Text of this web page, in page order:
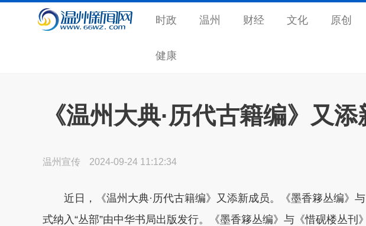
时政 温州 财经 文化 原创
健康
《温州大典·历代古籍编》又添
温州宣传 2024-09-24 11:12:34
近日，《温州大典·历代古籍编》又添新成员。《墨香簃丛编》
式纳入“丛部”由中华书局出版发行。
《墨香簃丛编》与《惜砚楼丛刊